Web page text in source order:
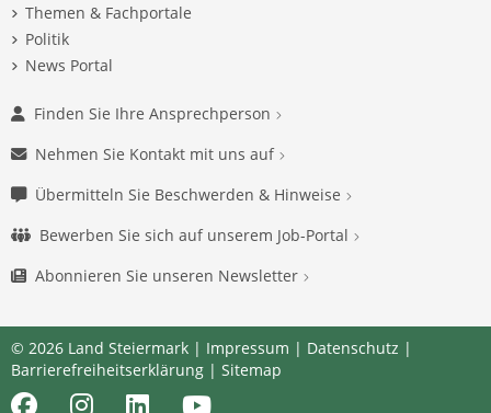
Themen & Fachportale
Politik
News Portal
Finden Sie Ihre Ansprechperson
Nehmen Sie Kontakt mit uns auf
Übermitteln Sie Beschwerden & Hinweise
Bewerben Sie sich auf unserem Job-Portal
Abonnieren Sie unseren Newsletter
© 2026 Land Steiermark | Impressum | Datenschutz |
Barrierefreiheitserklärung | Sitemap
FacebookInstagramLinkedInYoutube